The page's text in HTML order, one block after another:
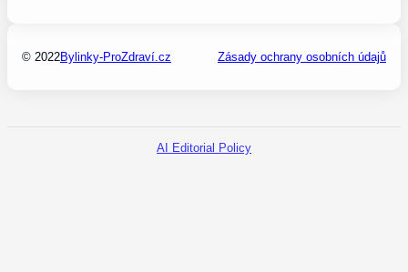
© 2022Bylinky-ProZdraví.cz Zásady ochrany osobních údajů
AI Editorial Policy